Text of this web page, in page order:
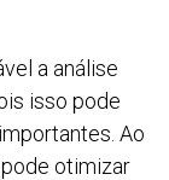
a análise
isso pode
Ao
otimizar